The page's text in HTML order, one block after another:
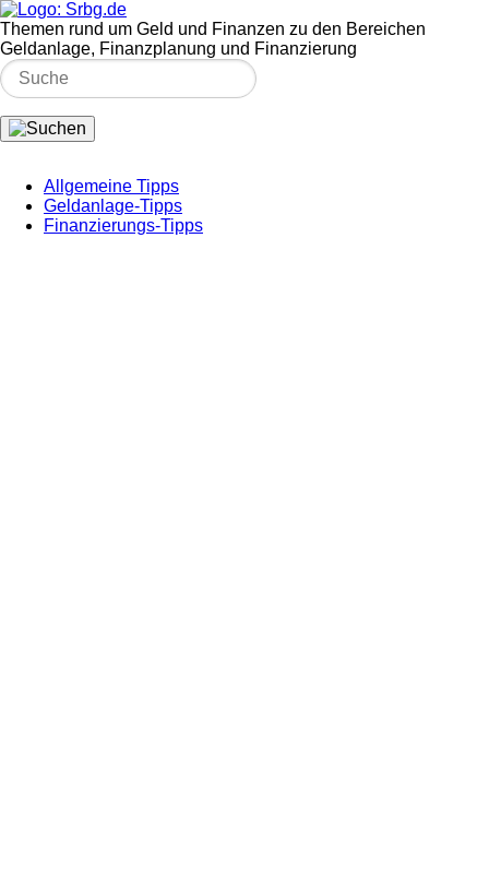
Themen rund um Geld und Finanzen zu den Bereichen
Geldanlage, Finanzplanung und Finanzierung
Allgemeine Tipps
Geldanlage-Tipps
Finanzierungs-Tipps